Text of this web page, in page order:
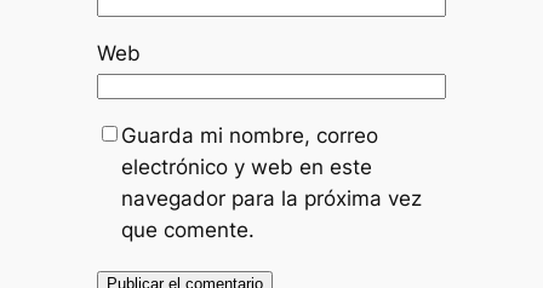
Web
Guarda mi nombre, correo
electrónico y web en este
navegador para la próxima vez
que comente.